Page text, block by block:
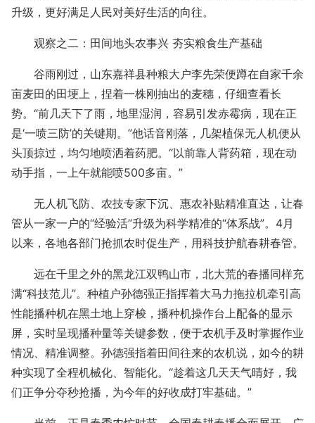
升级，更好满足人民对美好生活的向往。
观察之二：田间地头农事兴 夯实粮食生产基础
谷雨刚过，山东嘉祥县种粮大户李先荣便蹲在自家千余
亩麦田的田埂上，捏着一株刚抽出的麦穗，仔细查看长
势。“前几天下了雨，地里湿润，容易引发赤霉病，现在正
是‘一喷三防’的关键期。”他话音刚落，几架植保无人机便从
头顶掠过，均匀地喷洒着药肥。“以前靠人背药箱，现在动
动手指，一上午就能喷500多亩。”
无人机飞防、农技专家下沉、惠农补贴精准直达，让春
管从一家一户的“经验活”升级为科学精准的“体系战”。4月
以来，各地各部门抢抓农时促生产，用科技护航春耕春管。
远在千里之外的黑龙江双鸭山市，北大荒的春播同样充
满“科技范儿”。种植户孙德强正指挥着大马力拖拉机牵引高
性能播种机在黑土地上穿梭，播种机操作台上配备的显示
屏，实时呈现播种量等关键参数，便于农机手及时掌握作业
情况、精准调整。孙德强指着田间往来的农机说，如今的耕
种实现了全程机械化、智能化。“趁着这几天天气晴好，我
们正争分夺秒抢播，为今年的好收成打牢基础。”